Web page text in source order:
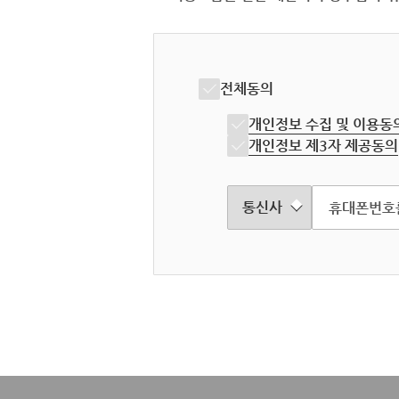
전체동의
개인정보 수집 및 이용동
개인정보 제3자 제공동의